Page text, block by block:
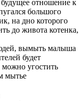
отношение к
большого
на дно которого
до живота котенка,
вымыть малыша
будет
можно угостить
мытье